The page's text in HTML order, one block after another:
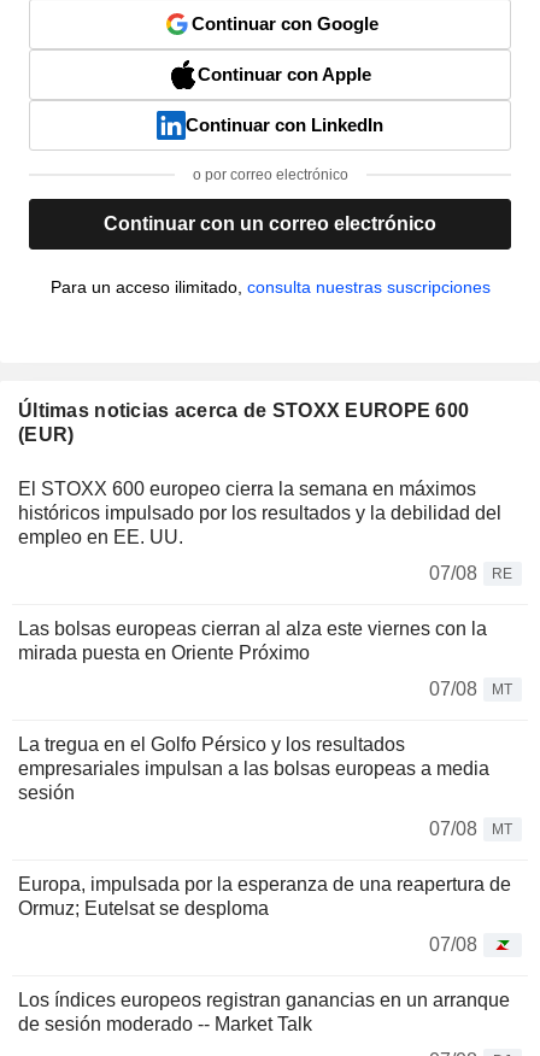
Continuar con Google
Continuar con Apple
Continuar con LinkedIn
o por correo electrónico
Continuar con un correo electrónico
Para un acceso ilimitado, consulta nuestras suscripciones
Últimas noticias acerca de STOXX EUROPE 600
(EUR)
El STOXX 600 europeo cierra la semana en máximos
históricos impulsado por los resultados y la debilidad del
empleo en EE. UU.
07/08
RE
Las bolsas europeas cierran al alza este viernes con la
mirada puesta en Oriente Próximo
07/08
MT
La tregua en el Golfo Pérsico y los resultados
empresariales impulsan a las bolsas europeas a media
sesión
07/08
MT
Europa, impulsada por la esperanza de una reapertura de
Ormuz; Eutelsat se desploma
07/08
Los índices europeos registran ganancias en un arranque
de sesión moderado -- Market Talk